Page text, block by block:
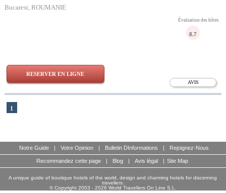
Bucarest, ROUMANIE
AVIS
Évaluation des hôtes
8.7
RESERVER EN LIGNE
1
Notre Guide | Votre Opinion | Bulletin DInformations | Rejoignez-Nous
Recommandez cette page | Blog | Avis légal | Site Map
A unique guide of boutique hotels of the world, design and charming hotels for discerning
travellers.
© Copyright 2003 - 2026 World Travellers On Line S.L.